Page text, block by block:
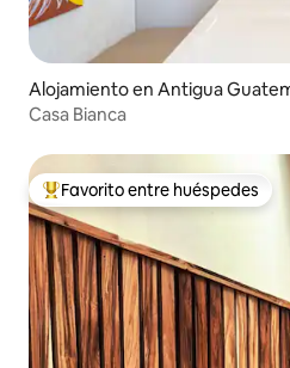
Alojamiento en Antigua
Casa Bianca
Favorito entre los huéspedes
Favorito entre huéspedes